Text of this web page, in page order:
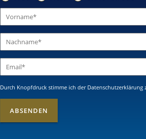
Durch Knopfdruck stimme ich der Datenschutzerklärung